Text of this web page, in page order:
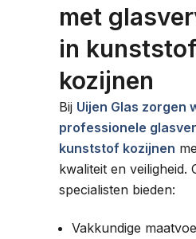
met
in kunststof
kozijnen
Bij Uijen Glas zorgen
professionele
kunststof kozijnen
kwaliteit en veiligheid.
specialisten bieden:
Vakkundige